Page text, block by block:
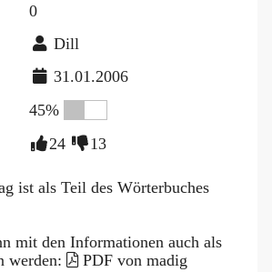
0
Dill
31.01.2006
45%
24 13
ist als Teil des Wörterbuches
mit den Informationen auch als
werden:
PDF von madig